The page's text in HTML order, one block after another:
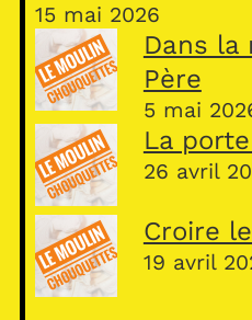
15 mai 2026
Dans la
Père
5 mai
La
26 avril
Croire
19 avril